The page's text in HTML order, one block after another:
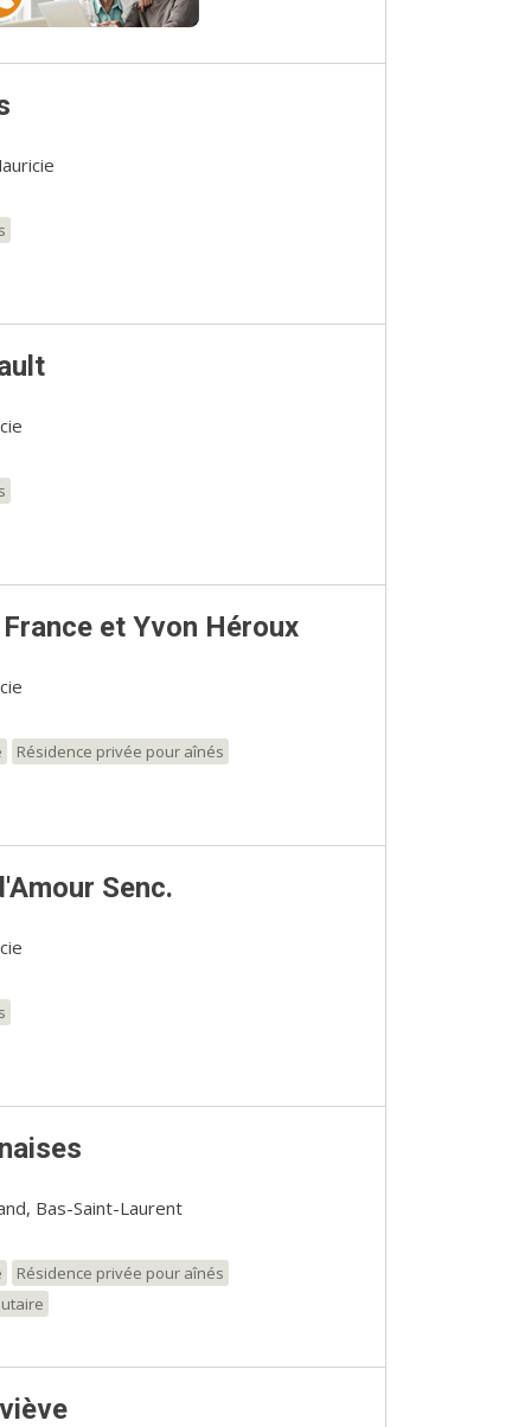
et Yvon Héroux
Résidence privée pour aînés
Senc.
Bas-Saint-Laurent
Résidence privée pour aînés